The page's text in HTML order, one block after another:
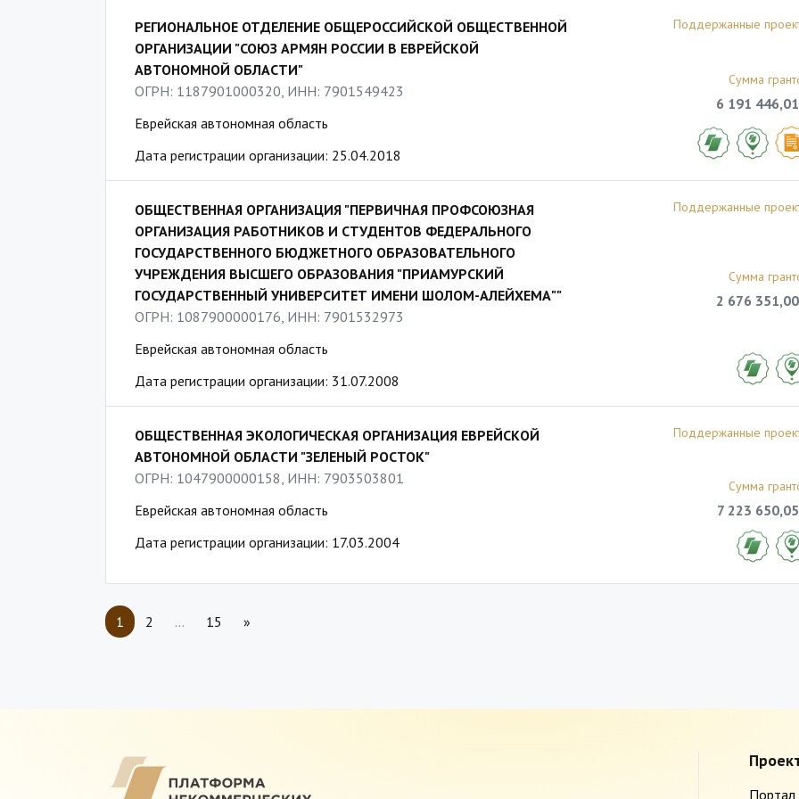
РЕГИОНАЛЬНОЕ ОТДЕЛЕНИЕ ОБЩЕРОССИЙСКОЙ ОБЩЕСТВЕННОЙ
ОРГАНИЗАЦИИ "СОЮЗ АРМЯН РОССИИ В ЕВРЕЙСКОЙ
АВТОНОМНОЙ ОБЛАСТИ"
ОГРН: 1187901000320, ИНН: 7901549423
Еврейская автономная область
Дата регистрации организации: 25.04.2018
Поддержанные
Сумма
6 191
ОБЩЕСТВЕННАЯ ОРГАНИЗАЦИЯ "ПЕРВИЧНАЯ ПРОФСОЮЗНАЯ
ОРГАНИЗАЦИЯ РАБОТНИКОВ И СТУДЕНТОВ ФЕДЕРАЛЬНОГО
ГОСУДАРСТВЕННОГО БЮДЖЕТНОГО ОБРАЗОВАТЕЛЬНОГО
УЧРЕЖДЕНИЯ ВЫСШЕГО ОБРАЗОВАНИЯ "ПРИАМУРСКИЙ
ГОСУДАРСТВЕННЫЙ УНИВЕРСИТЕТ ИМЕНИ ШОЛОМ-АЛЕЙХЕМА""
ОГРН: 1087900000176, ИНН: 7901532973
Еврейская автономная область
Дата регистрации организации: 31.07.2008
Поддержанные
Сумма
2 676
ОБЩЕСТВЕННАЯ ЭКОЛОГИЧЕСКАЯ ОРГАНИЗАЦИЯ ЕВРЕЙСКОЙ
АВТОНОМНОЙ ОБЛАСТИ "ЗЕЛЕНЫЙ РОСТОК"
ОГРН: 1047900000158, ИНН: 7903503801
Еврейская автономная область
Дата регистрации организации: 17.03.2004
Поддержанные
Сумма
7 223
1 2 … 15 »
Портал